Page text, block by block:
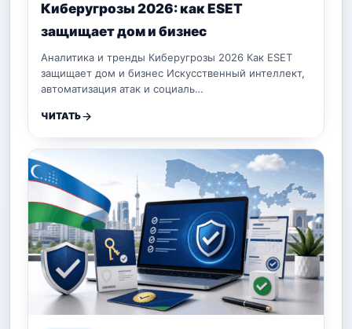
Киберугрозы 2026: как ESET
защищает дом и бизнес
Аналитика и тренды Киберугрозы 2026 Как ESET
защищает дом и бизнес Искусственный интеллект,
автоматизация атак и социаль…
ЧИТАТЬ